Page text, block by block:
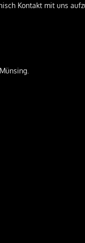
Kontakt mit uns